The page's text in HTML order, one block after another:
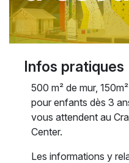
Infos pratiques
500 m² de mur,
pour enfants dès 3
vous attendent au
Center.
Les informations y